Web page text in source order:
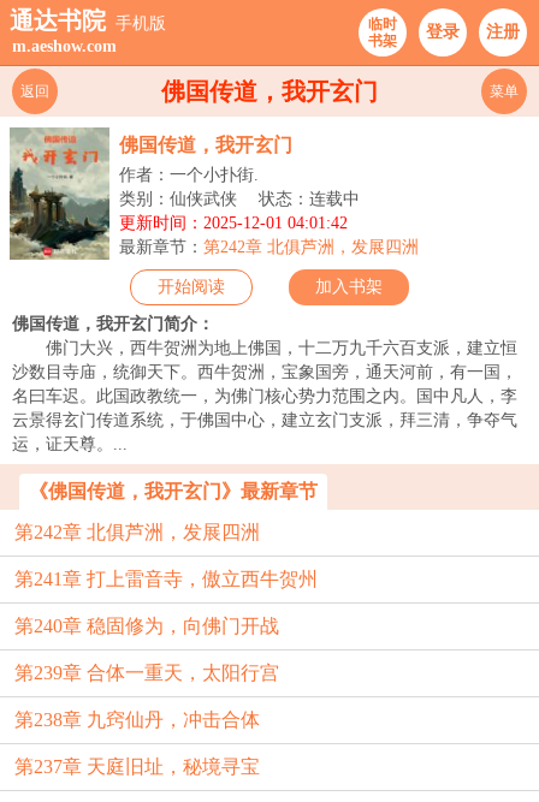
通达书院 手机版
m.aeshow.com
临时
书架
登录 注册
佛国传道，我开玄门
返回 菜单
佛国传道，我开玄门
作者：一个小扑街.
类别：仙侠武侠
状态：连载中
更新时间：2025-12-01 04:01:42
最新章节： 第242章 北俱芦洲，发展四洲
开始阅读 加入书架
佛国传道，我开玄门简介：
佛门大兴，西牛贺洲为地上佛国，十二万九千六百支派，建立恒
沙数目寺庙，统御天下。西牛贺洲，宝象国旁，通天河前，有一国，
名曰车迟。此国政教统一，为佛门核心势力范围之内。国中凡人，李
云景得玄门传道系统，于佛国中心，建立玄门支派，拜三清，争夺气
运，证天尊。...
《佛国传道，我开玄门》最新章节
第242章 北俱芦洲，发展四洲
第241章 打上雷音寺，傲立西牛贺州
第240章 稳固修为，向佛门开战
第239章 合体一重天，太阳行宫
第238章 九窍仙丹，冲击合体
第237章 天庭旧址，秘境寻宝